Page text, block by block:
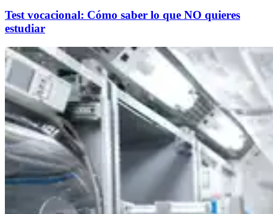
Test vocacional: Cómo saber lo que NO quieres
estudiar